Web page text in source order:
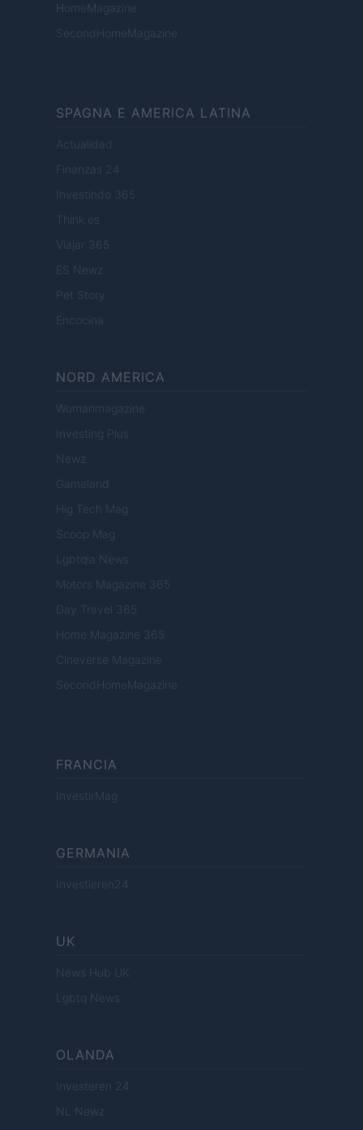
HomeMagazine
SecondHomeMagazine
SPAGNA E AMERICA LATINA
Actualidad
Finanzas 24
Investindo 365
Think.es
Viajar 365
ES Newz
Pet Story
Encocina
NORD AMERICA
Womanmagazine
Investing Plus
Newz
Gameland
Hig Tech Mag
Scoop Mag
Lgbtqia News
Motors Magazine 365
Day Travel 365
Home Magazine 365
Cineverse Magazine
SecondHomeMagazine
FRANCIA
InvestirMag
GERMANIA
Investieren24
UK
News Hub UK
Lgbtq News
OLANDA
Investeren 24
NL Newz